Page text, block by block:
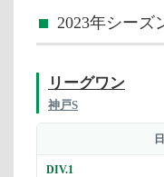
2023年シーズ
リーグワン
神戸S
DIV.1